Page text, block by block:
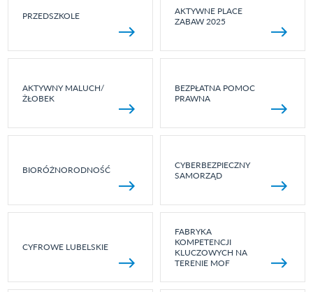
PRZEDSZKOLE
AKTYWNE PLACE
ZABAW 2025
AKTYWNY MALUCH/
ŻŁOBEK
BEZPŁATNA POMOC
PRAWNA
BIORÓŻNORODNOŚĆ
CYBERBEZPIECZNY
SAMORZĄD
CYFROWE LUBELSKIE
FABRYKA
KOMPETENCJI
KLUCZOWYCH NA
TERENIE MOF